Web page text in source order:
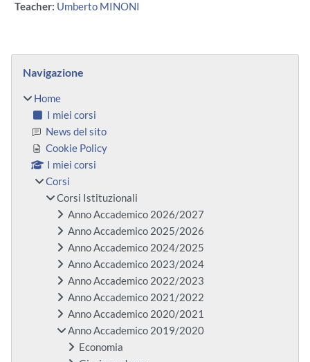
Teacher: Umberto MINONI
Blocchi
Navigazione
Home
I miei corsi
News del sito
Cookie Policy
I miei corsi
Corsi
Corsi Istituzionali
Anno Accademico 2026/2027
Anno Accademico 2025/2026
Anno Accademico 2024/2025
Anno Accademico 2023/2024
Anno Accademico 2022/2023
Anno Accademico 2021/2022
Anno Accademico 2020/2021
Anno Accademico 2019/2020
Economia